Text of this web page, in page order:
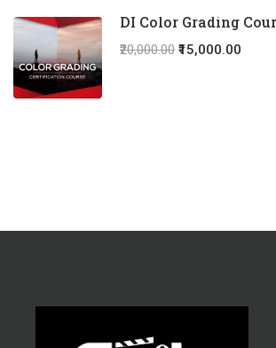
DI Color Grading
₹20,000.00 ₹15,000.00